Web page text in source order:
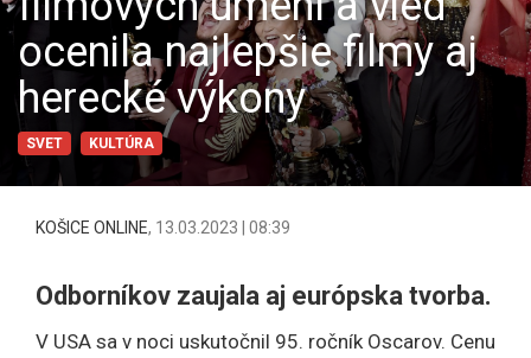
ocenila najlepšie filmy aj
herecké výkony
SVET KULTÚRA
KOŠICE ONLINE, 13.03.2023 | 08:39
Odborníkov zaujala aj európska tvorba.
V USA sa v noci uskutočnil 95. ročník Oscarov. Cenu